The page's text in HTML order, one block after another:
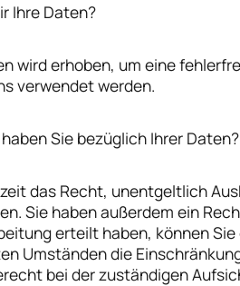
Ihre Daten?
wird erhoben, um eine
verwendet werden.
Sie bezüglich Ihrer Daten?
das Recht, unentgeltlich
Sie haben außerdem ein
erteilt haben, können
Umständen die
bei der zuständigen